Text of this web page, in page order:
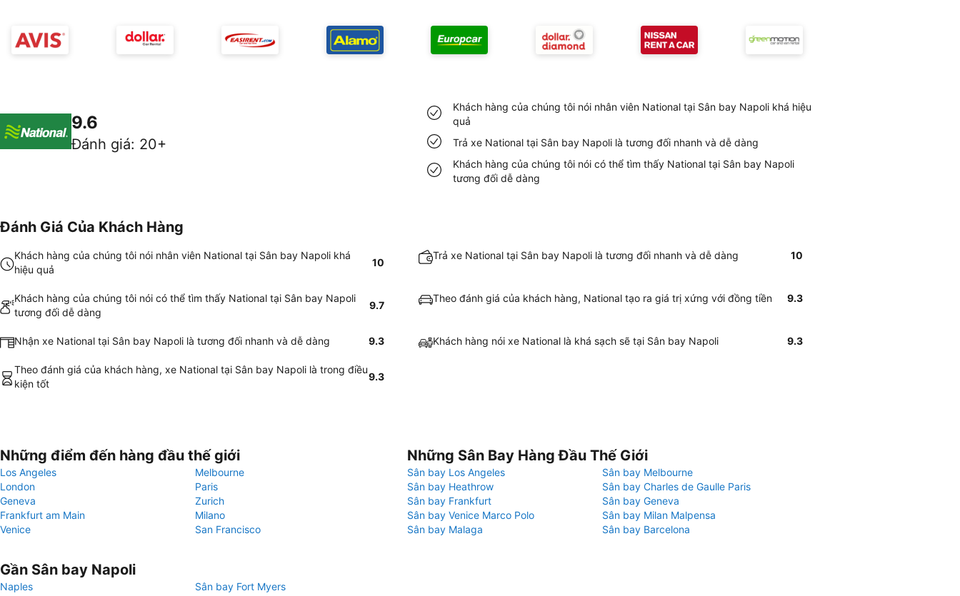
9.6
Đánh giá: 20+
Khách hàng của chúng tôi nói nhân viên National tại Sân bay Napoli khá hiệu
quả
Trả xe National tại Sân bay Napoli là tương đối nhanh và dễ dàng
Khách hàng của chúng tôi nói có thể tìm thấy National tại Sân bay Napoli
tương đối dễ dàng
Đánh Giá Của Khách Hàng
Khách hàng của chúng tôi nói nhân viên National tại Sân bay Napoli khá
hiệu quả
10
Trả xe National tại Sân bay Napoli là tương đối nhanh và dễ dàng 10
Khách hàng của chúng tôi nói có thể tìm thấy National tại Sân bay Napoli
tương đối dễ dàng
9.7
Theo đánh giá của khách hàng, National tạo ra giá trị xứng với đồng tiền 9.3
Nhận xe National tại Sân bay Napoli là tương đối nhanh và dễ dàng 9.3 Khách hàng nói xe National là khá sạch sẽ tại Sân bay Napoli 9.3
Theo đánh giá của khách hàng, xe National tại Sân bay Napoli là trong điều
kiện tốt
9.3
Những điểm đến hàng đầu thế giới
Los Angeles
Melbourne
London
Paris
Geneva
Zurich
Frankfurt am Main
Milano
Venice
San Francisco
Những Sân Bay Hàng Đầu Thế Giới
Sân bay Los Angeles
Sân bay Melbourne
Sân bay Heathrow
Sân bay Charles de Gaulle Paris
Sân bay Frankfurt
Sân bay Geneva
Sân bay Venice Marco Polo
Sân bay Milan Malpensa
Sân bay Malaga
Sân bay Barcelona
Gần Sân bay Napoli
Naples
Sân bay Fort Myers